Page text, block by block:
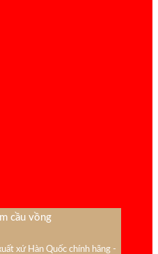
cầu vồng
xứ Hàn Quốc chính hãng -